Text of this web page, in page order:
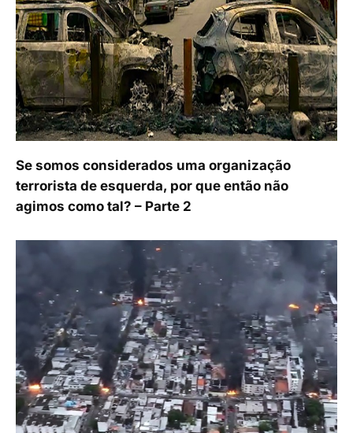
Se somos considerados uma organização
terrorista de esquerda, por que então não
agimos como tal? – Parte 2